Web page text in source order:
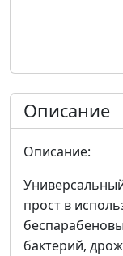
Описание
Описание:
прост в
бактерий,